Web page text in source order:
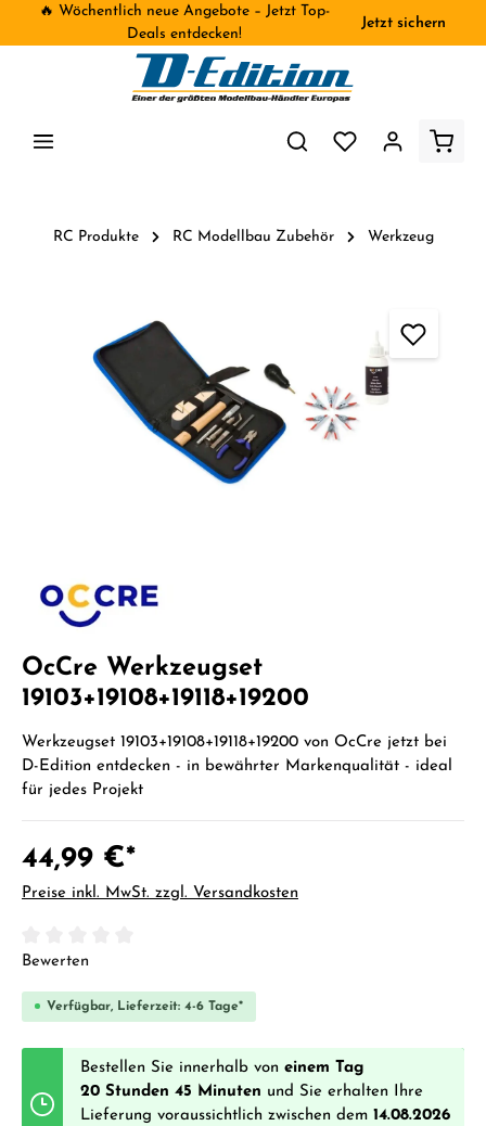
🔥 Wöchentlich neue Angebote – Jetzt Top-
Deals entdecken!
Jetzt sichern
RC Produkte RC Modellbau Zubehör Werkzeug
OcCre Werkzeugset
19103+19108+19118+19200
Werkzeugset 19103+19108+19118+19200 von OcCre jetzt bei
D-Edition entdecken - in bewährter Markenqualität - ideal
für jedes Projekt
44,99 €*
Preise inkl. MwSt. zzgl. Versandkosten
Durchschnittliche Bewertung von 0 von 5 Sternen
Bewerten
Verfügbar, Lieferzeit: 4-6 Tage*
Bestellen Sie innerhalb von einem Tag
20 Stunden 45 Minuten und Sie erhalten Ihre
Lieferung voraussichtlich zwischen dem 14.08.2026